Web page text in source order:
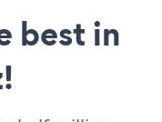
best in